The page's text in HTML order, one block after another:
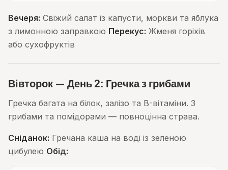
Вечеря: Свіжий салат із капусти, моркви та яблука
з лимонною заправкою Перекус: Жменя горіхів
або сухофруктів
Вівторок — День 2: Гречка з грибами
Гречка багата на білок, залізо та B-вітаміни. З
грибами та помідорами — повноцінна страва.
Сніданок: Гречана каша на воді із зеленою
цибулею Обід: